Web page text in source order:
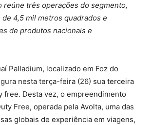
reúne três operações do segmento,
de 4,5 mil metros quadrados e
de produtos nacionais e
Palladium, localizado em Foz do
nesta terça-feira (26) sua terceira
free. Desta vez, o empreendimento
Free, operada pela Avolta, uma das
globais de experiência em viagens,